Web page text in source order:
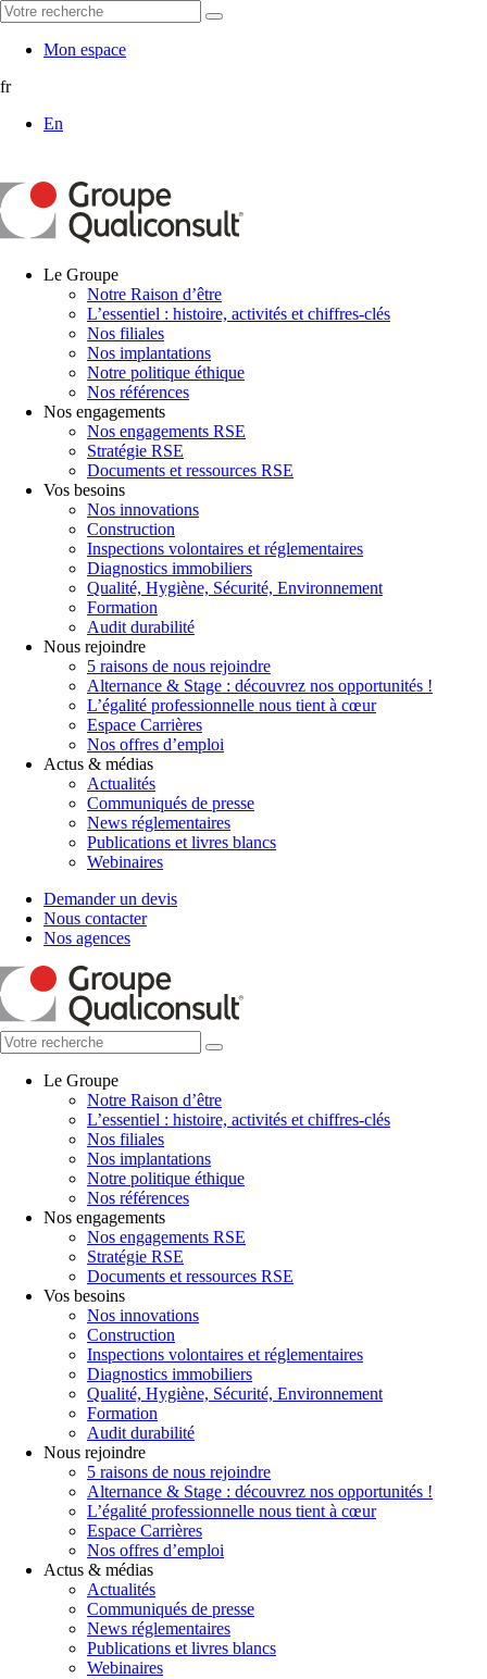
Mon espace
fr
En
Le Groupe
Notre Raison d’être
L’essentiel : histoire, activités et chiffres-clés
Nos filiales
Nos implantations
Notre politique éthique
Nos références
Nos engagements
Nos engagements RSE
Stratégie RSE
Documents et ressources RSE
Vos besoins
Nos innovations
Construction
Inspections volontaires et réglementaires
Diagnostics immobiliers
Qualité, Hygiène, Sécurité, Environnement
Formation
Audit durabilité
Nous rejoindre
5 raisons de nous rejoindre
Alternance & Stage : découvrez nos opportunités !
L’égalité professionnelle nous tient à cœur
Espace Carrières
Nos offres d’emploi
Actus & médias
Actualités
Communiqués de presse
News réglementaires
Publications et livres blancs
Webinaires
Demander un devis
Nous contacter
Nos agences
Le Groupe
Notre Raison d’être
L’essentiel : histoire, activités et chiffres-clés
Nos filiales
Nos implantations
Notre politique éthique
Nos références
Nos engagements
Nos engagements RSE
Stratégie RSE
Documents et ressources RSE
Vos besoins
Nos innovations
Construction
Inspections volontaires et réglementaires
Diagnostics immobiliers
Qualité, Hygiène, Sécurité, Environnement
Formation
Audit durabilité
Nous rejoindre
5 raisons de nous rejoindre
Alternance & Stage : découvrez nos opportunités !
L’égalité professionnelle nous tient à cœur
Espace Carrières
Nos offres d’emploi
Actus & médias
Actualités
Communiqués de presse
News réglementaires
Publications et livres blancs
Webinaires